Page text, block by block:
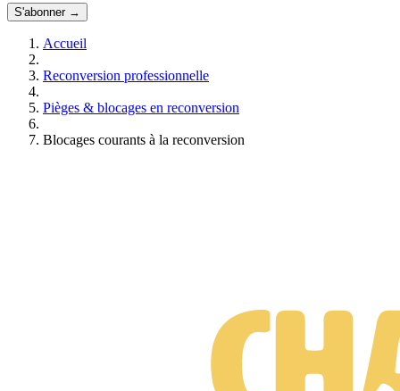
S'abonner →
Accueil
Reconversion professionnelle
Pièges & blocages en reconversion
Blocages courants à la reconversion